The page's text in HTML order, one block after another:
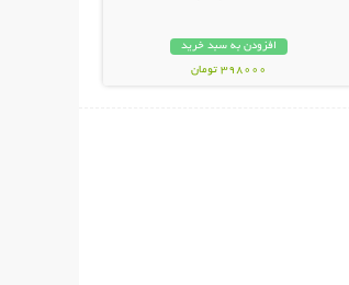
افزودن به سبد خرید
398000 تومان